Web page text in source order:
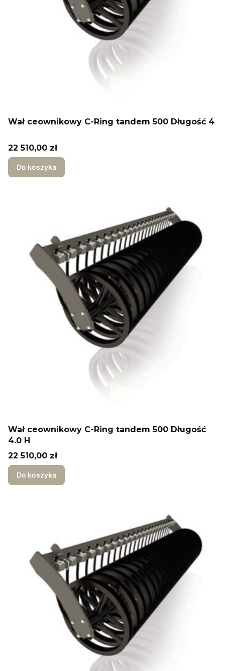
Wał ceownikowy C-Ring tandem 500 Długość 4
Cena
22 510,00 zł
Do koszyka
Wał ceownikowy C-Ring tandem 500 Długość
4.0 H
Cena
22 510,00 zł
Do koszyka